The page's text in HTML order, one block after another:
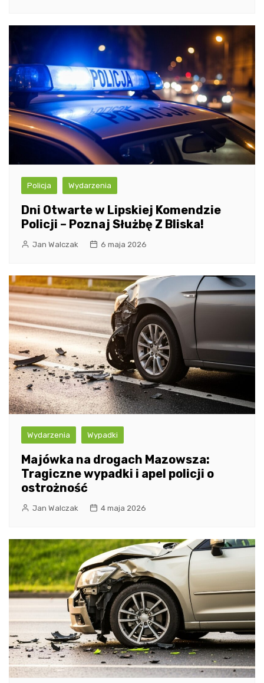
Policja Wydarzenia
Dni Otwarte w Lipskiej Komendzie
Policji – Poznaj Służbę Z Bliska!
Jan Walczak 6 maja 2026
Wydarzenia Wypadki
Majówka na drogach Mazowsza:
Tragiczne wypadki i apel policji o
ostrożność
Jan Walczak 4 maja 2026